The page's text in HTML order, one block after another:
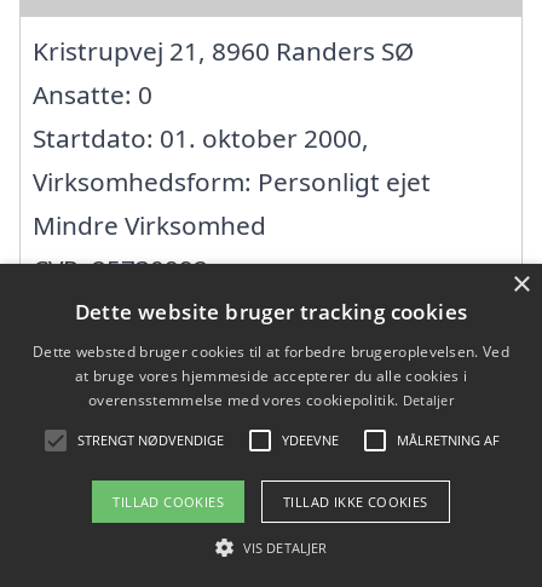
Kristrupvej 21, 8960 Randers SØ
Ansatte: 0
Startdato: 01. oktober 2000,
Virksomhedsform: Personligt ejet
Mindre Virksomhed
CVR: 25730992
10 ud af 10
Støvringgårdvej 31, 8930 Randers NØ
Startdato: 01. oktober 2007,
Virksomhedsform:
×
Dette website bruger tracking cookies
Dette websted bruger cookies til at forbedre brugeroplevelsen. Ved
at bruge vores hjemmeside accepterer du alle cookies i
overensstemmelse med vores cookiepolitik. Detaljer
STRENGT NØDVENDIGE YDEEVNE MÅLRETNING AF
TILLAD COOKIES TILLAD IKKE COOKIES
VIS DETALJER